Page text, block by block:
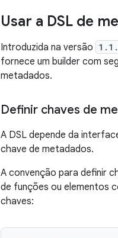
Usar a DSL de
Introduzida na versão
fornece um builder com
metadados.
Definir chaves de
A DSL depende da
chave de metadados.
A convenção para definir
de funções ou elementos
chaves: